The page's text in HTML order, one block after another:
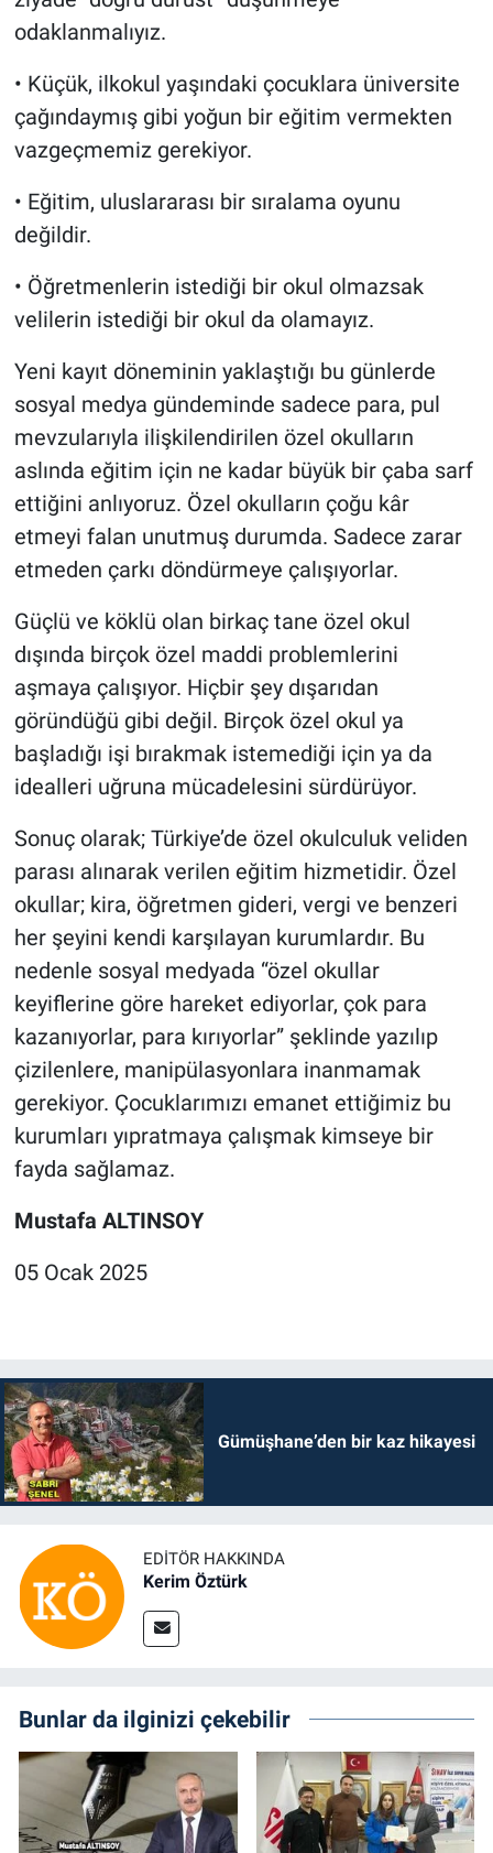
odaklanmalıyız.
• Küçük, ilkokul yaşındaki çocuklara üniversite
çağındaymış gibi yoğun bir eğitim vermekten
vazgeçmemiz gerekiyor.
• Eğitim, uluslararası bir sıralama oyunu
değildir.
• Öğretmenlerin istediği bir okul olmazsak
velilerin istediği bir okul da olamayız.
Yeni kayıt döneminin yaklaştığı bu günlerde
sosyal medya gündeminde sadece para, pul
mevzularıyla ilişkilendirilen özel okulların
aslında eğitim için ne kadar büyük bir çaba sarf
ettiğini anlıyoruz. Özel okulların çoğu kâr
etmeyi falan unutmuş durumda. Sadece zarar
etmeden çarkı döndürmeye çalışıyorlar.
Güçlü ve köklü olan birkaç tane özel okul
dışında birçok özel maddi problemlerini
aşmaya çalışıyor. Hiçbir şey dışarıdan
göründüğü gibi değil. Birçok özel okul ya
başladığı işi bırakmak istemediği için ya da
idealleri uğruna mücadelesini sürdürüyor.
Sonuç olarak; Türkiye’de özel okulculuk veliden
parası alınarak verilen eğitim hizmetidir. Özel
okullar; kira, öğretmen gideri, vergi ve benzeri
her şeyini kendi karşılayan kurumlardır. Bu
nedenle sosyal medyada “özel okullar
keyiflerine göre hareket ediyorlar, çok para
kazanıyorlar, para kırıyorlar” şeklinde yazılıp
çizilenlere, manipülasyonlara inanmamak
gerekiyor. Çocuklarımızı emanet ettiğimiz bu
kurumları yıpratmaya çalışmak kimseye bir
fayda sağlamaz.
Mustafa ALTINSOY
05 Ocak 2025
Gümüşhane’den bir kaz hikayesi
EDITÖR HAKKINDA
Kerim Öztürk
Bunlar da ilginizi çekebilir